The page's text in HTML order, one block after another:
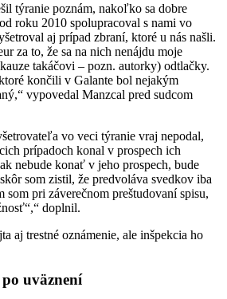
týranie poznám, nakoľko sa dobre
roku 2010 spolupracoval s nami vo
aj prípad zbraní, ktoré u nás našli.
za to, že sa na nich nenájdu moje
takáčovi – pozn. autorky) odtlačky.
končili v Galante bol nejakým
vypovedal Manzcal pred sudcom
vo veci týranie vraj nepodal,
prípadoch konal v prospech ich
nebude konať v jeho prospech, bude
som zistil, že predvoláva svedkov iba
som pri záverečnom preštudovaní spisu,
doplnil.
aj trestné oznámenie, ale inšpekcia ho
uväznení